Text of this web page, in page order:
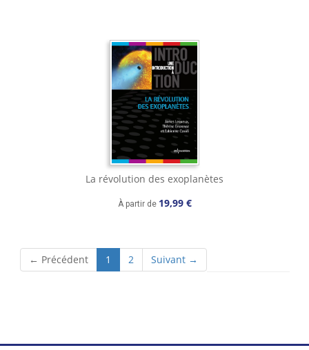
La révolution des exoplanètes
À partir de 19,99 €
← Précédent 1 (current)
2 Suivant →